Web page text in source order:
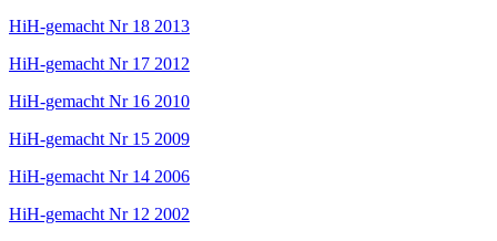
HiH-gemacht Nr 18 2013
HiH-gemacht Nr 17 2012
HiH-gemacht Nr 16 2010
HiH-gemacht Nr 15 2009
HiH-gemacht Nr 14 2006
HiH-gemacht Nr 12 2002